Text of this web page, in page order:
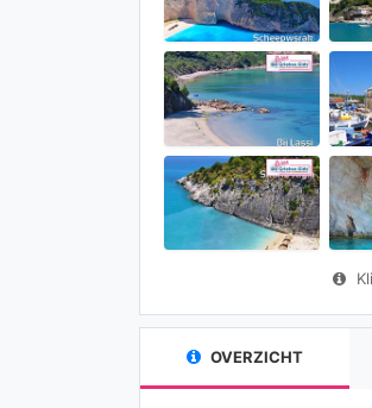
OVERZICHT